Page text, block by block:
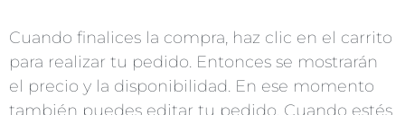
Cuando finalices la compra, haz clic en el carrito
para realizar tu pedido. Entonces se mostrarán
el precio y la disponibilidad. En ese momento
también puedes editar tu pedido. Cuando estés